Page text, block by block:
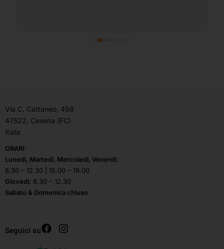
Via C. Cattaneo, 498
47522, Cesena (FC)
Italia
ORARI:
Lunedì, Martedì, Mercoledì, Venerdì:
8.30 – 12.30 | 15.00 – 19.00
Giovedì: 8.30 – 12.30
Sabato & Domenica chiuso
Seguici su